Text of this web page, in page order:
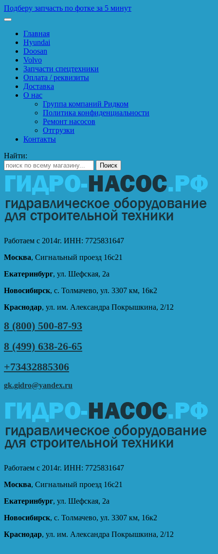
Подберу запчасть по фотке за 5 минут
Главная
Hyundai
Doosan
Volvo
Запчасти спецтехники
Оплата / реквизиты
Доставка
О нас
Группа компаний Ридком
Политика конфиденциальности
Ремонт насосов
Отгрузки
Контакты
Найти:
Работаем с 2014г. ИНН: 7725831647
Москва, Сигнальный проезд 16с21
Екатеринбург, ул. Шефская, 2а
Новосибирск, с. Толмачево, ул. 3307 км, 16к2
Краснодар, ул. им. Александра Покрышкина, 2/12
8 (800) 500-87-93
8 (499) 638-26-65
+73432885306
gk.gidro@yandex.ru
Работаем с 2014г. ИНН: 7725831647
Москва, Сигнальный проезд 16с21
Екатеринбург, ул. Шефская, 2а
Новосибирск, с. Толмачево, ул. 3307 км, 16к2
Краснодар, ул. им. Александра Покрышкина, 2/12